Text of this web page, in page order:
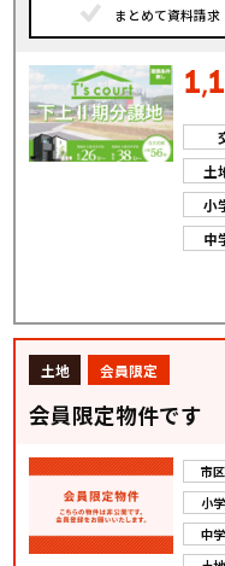
まとめて資料請求
1,
土
小
中
土地 会員限定
会員限定物件です
市
小
中